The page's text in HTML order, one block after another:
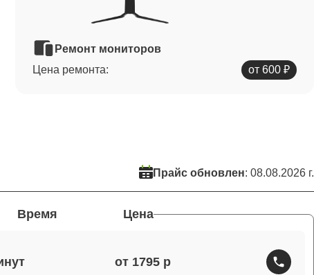
Ремонт мониторов
Цена ремонта:
от 600 ₽
Прайс обновлен: 08.08.2026 г.
Время Цена
от 1795